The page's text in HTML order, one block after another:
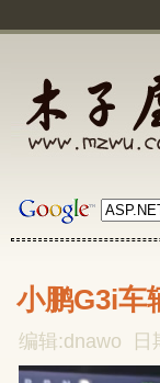
小鹏G3i车
编辑:dnawo 日